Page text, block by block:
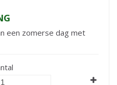
een zomerse dag met